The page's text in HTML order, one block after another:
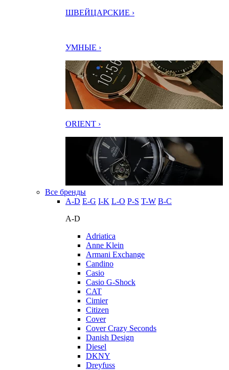
ШВЕЙЦАРСКИЕ ›
УМНЫЕ ›
ORIENT ›
Все бренды
A-D E-G I-K L-O P-S T-W В-С
A-D
Adriatica
Anne Klein
Armani Exchange
Candino
Casio
Casio G-Shock
CAT
Cimier
Citizen
Cover
Cover Crazy Seconds
Danish Design
Diesel
DKNY
Dreyfuss